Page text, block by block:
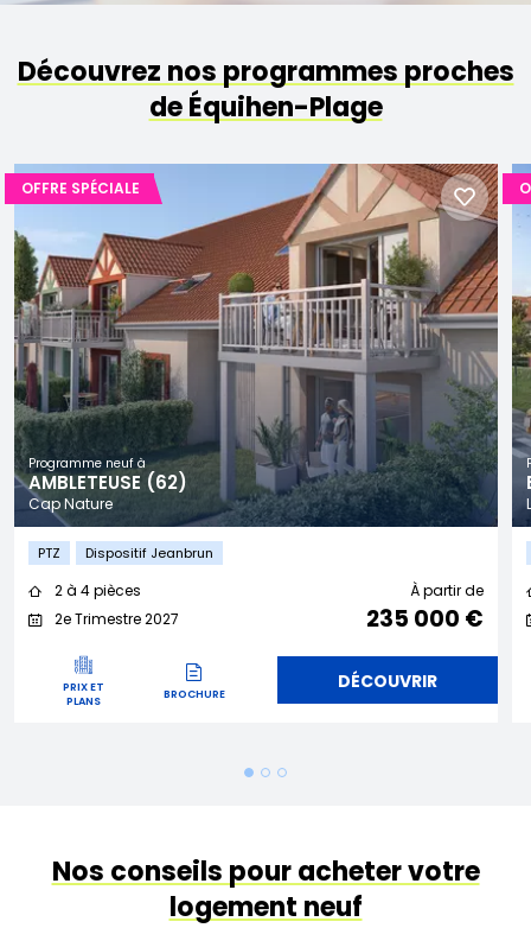
Découvrez nos programmes proches
de Équihen-Plage
Programme neuf à
AMBLETEUSE (62)
Cap Nature
OFFRE SPÉCIALE
PTZ Dispositif Jeanbrun
2 à 4 pièces
2e Trimestre 2027
À partir de
235 000 €
PRIX ET
PLANS
BROCHURE
DÉCOUVRIR
Nos conseils pour acheter votre
logement neuf